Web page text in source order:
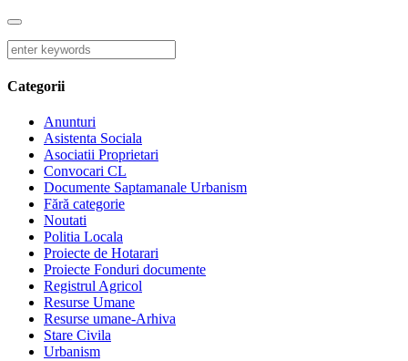
Categorii
Anunturi
Asistenta Sociala
Asociatii Proprietari
Convocari CL
Documente Saptamanale Urbanism
Fără categorie
Noutati
Politia Locala
Proiecte de Hotarari
Proiecte Fonduri documente
Registrul Agricol
Resurse Umane
Resurse umane-Arhiva
Stare Civila
Urbanism